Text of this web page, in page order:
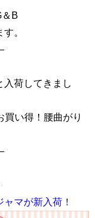
B
。
入荷してきまし
買い得！腰曲がり
マが新入荷！